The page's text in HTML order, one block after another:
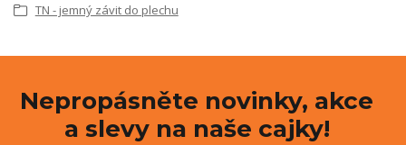
TN - jemný závit do plechu
Nepropásněte novinky, akce
a slevy na naše cajky!